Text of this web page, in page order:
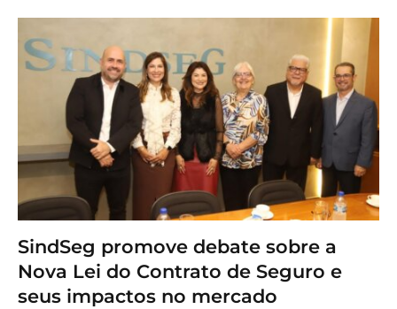
SindSeg promove debate sobre a
Nova Lei do Contrato de Seguro e
seus impactos no mercado